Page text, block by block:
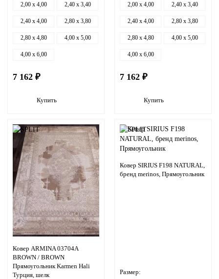
2,00 x 4,00 2,40 x 3,40
2,40 x 4,00 2,80 x 3,80
2,80 x 4,80 4,00 x 5,00
4,00 x 6,00
7 162 ₽
Купить
2,00 x 4,00 2,40 x 3,40
2,40 x 4,00 2,80 x 3,80
2,80 x 4,80 4,00 x 5,00
4,00 x 6,00
7 162 ₽
Купить
Ковер ARMINA 03704A
BROWN / BROWN
Прямоугольник Karmen Hali
Турция, шелк
Ковер SIRIUS F198 NATURAL,
бренд merinos, Прямоугольник
Размер: